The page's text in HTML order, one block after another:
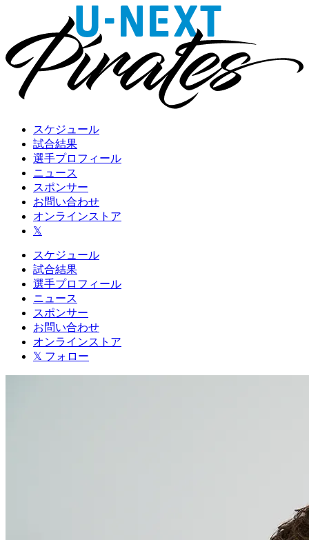
スケジュール
試合結果
選手プロフィール
ニュース
スポンサー
お問い合わせ
オンラインストア
𝕏
スケジュール
試合結果
選手プロフィール
ニュース
スポンサー
お問い合わせ
オンラインストア
𝕏 フォロー